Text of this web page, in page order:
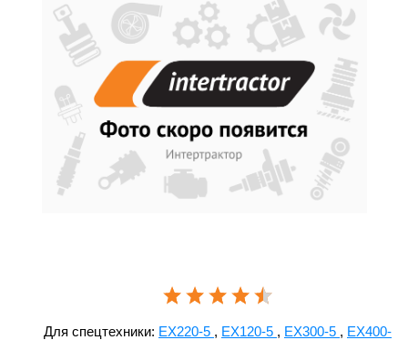
Для спецтехники: EX220-5 , EX120-5 , EX300-5 , EX400-